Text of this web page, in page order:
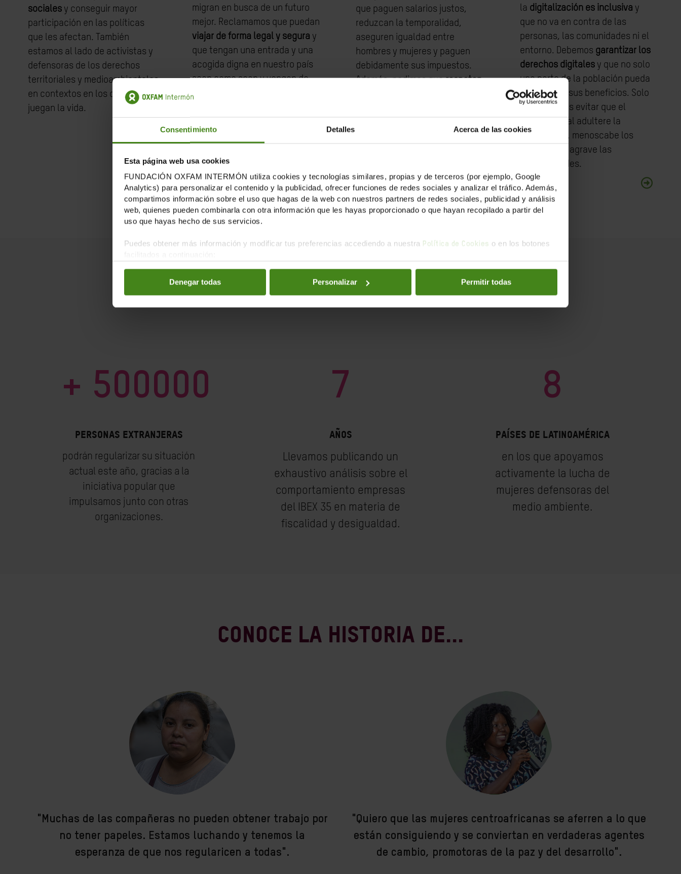
Consentimiento Detalles Acerca de las cookies
Esta página web usa cookies
FUNDACIÓN OXFAM INTERMÓN utiliza cookies y tecnologías similares, propias y de terceros (por ejemplo, Google
Analytics) para personalizar el contenido y la publicidad, ofrecer funciones de redes sociales y analizar el tráfico. Además,
compartimos información sobre el uso que hagas de la web con nuestros partners de redes sociales, publicidad y análisis
web, quienes pueden combinarla con otra información que les hayas proporcionado o que hayan recopilado a partir del
uso que hayas hecho de sus servicios.
Puedes obtener más información y modificar tus preferencias accediendo a nuestra Política de Cookies o en los botones
Denegar todas Personalizar Permitir todas
sociales y conseguir mayor
participación en las políticas
que les afectan. También
estamos al lado de activistas y
defensoras de los derechos
territoriales y medioambientales
en contextos en los que se
juegan la vida.
migran en busca de un futuro
mejor. Reclamamos que puedan
viajar de forma legal y segura y
que tengan una entrada y una
acogida digna en nuestro país
sean como sean y vengan de
donde vengan. Sin sufrir abusos
que paguen salarios justos,
reduzcan la temporalidad,
aseguren igualdad entre
hombres y mujeres y paguen
debidamente sus impuestos.
Además, pedimos querespeten
la digitalización es inclusiva y
que no va en contra de las
personas, las comunidades ni el
entorno. Debemos garantizar los
derechos digitalesy que no solo
una parte de la población pueda
disfrutar de sus beneficios. Solo
así podremos evitar que el
mundo digital adultere la
democracia, menoscabe los
derechos, o agrave las
desigualdades.
LO QUE CONSEGUIMOS
+ 500000
personas extranjeras
podrán regularizar su situación
actual este año, gracias a la
iniciativa popular que
impulsamos junto con otras
organizaciones.
7
AÑOS
Llevamos publicando un
exhaustivo análisis sobre el
comportamiento empresas
del IBEX 35 en materia de
fiscalidad y desigualdad.
8
PAÍSES DE LATINOAMÉRICA
en los que apoyamos
activamente la lucha de
mujeres defensoras del
medio ambiente.
Conoce la historia de...
"Muchas de las compañeras no pueden obtener trabajo por
no tener papeles. Estamos luchando y tenemos la
esperanza de que nos regularicen a todas".
"Quiero que las mujeres centroafricanas se aferren a lo que
están consiguiendo y se conviertan en verdaderas agentes
de cambio, promotoras de la paz y del desarrollo".